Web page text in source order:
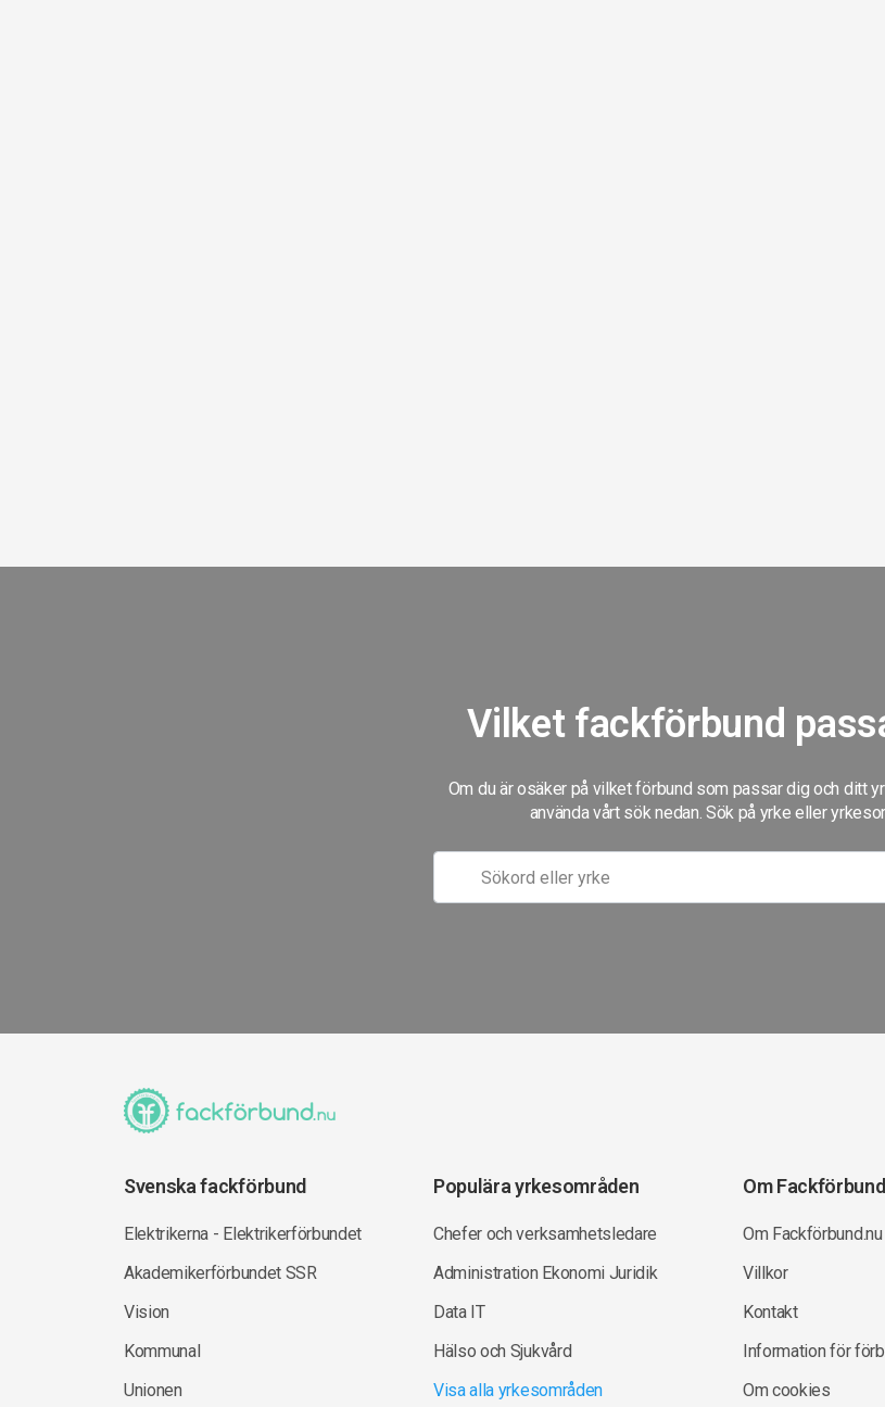
Vilket fackförbund
Om du är osäker på vilket förbund som passar dig och ditt
använda vårt sök nedan. Sök på yrke eller
Svenska fackförbund
Elektrikerna - Elektrikerförbundet
Akademikerförbundet SSR
Vision
Kommunal
Unionen
Populära yrkesområden
Chefer och verksamhetsledare
Administration Ekonomi Juridik
Data IT
Hälso och Sjukvård
Visa alla yrkesområden
Om
Om Fackförbund.nu
Villkor
Kontakt
Information för
Om cookies